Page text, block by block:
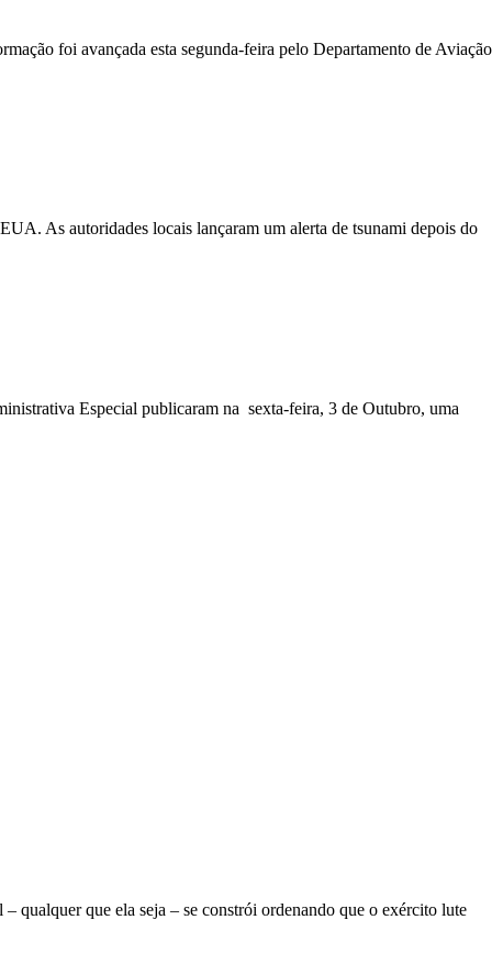
foi avançada esta segunda-feira pelo Departamento de Aviação
As autoridades locais lançaram um alerta de tsunami depois do
Especial publicaram na sexta-feira, 3 de Outubro, uma
qualquer que ela seja – se constrói ordenando que o exército lute